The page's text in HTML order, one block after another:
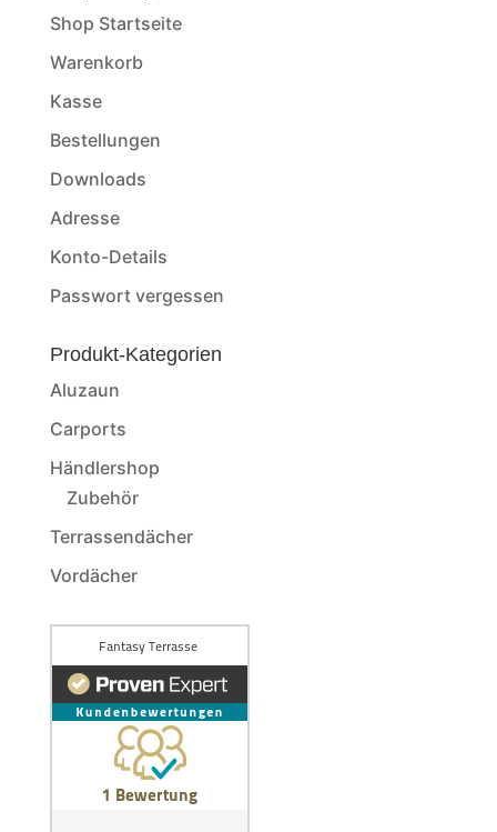
Shop Startseite
Warenkorb
Kasse
Bestellungen
Downloads
Adresse
Konto-Details
Passwort vergessen
Produkt-Kategorien
Aluzaun
Carports
Händlershop
Zubehör
Terrassendächer
Vordächer